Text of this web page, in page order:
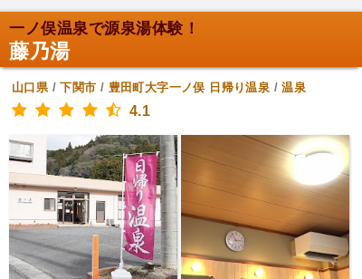
一ノ俣温泉で源泉湯体験！
藤乃湯
山口県/下関市 / 豊田町大字一ノ俣 日帰り温泉 /温泉
4.1